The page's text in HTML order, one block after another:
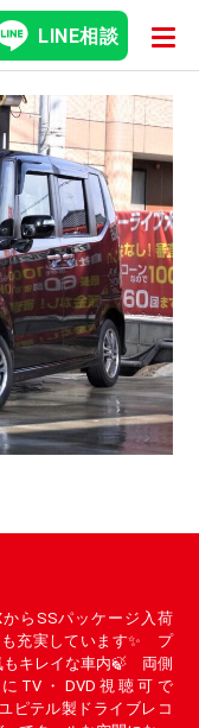
LINE相談
らSSパッケージ入荷
充実しています✨ プ
もキレイな車内🍃 両側
TV・DVD視聴可で
ピテル製ドライブレコ